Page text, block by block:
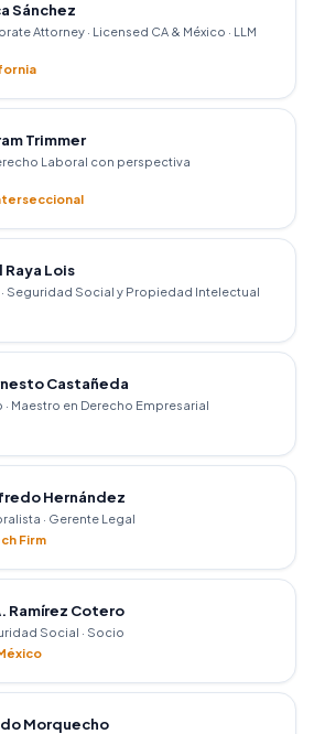
Sánchez
Attorney · Licensed CA & México · LLM
Trimmer
Laboral con perspectiva
Lois
Seguridad Social y Propiedad Intelectual
Castañeda
· Maestro en Derecho Empresarial
Hernández
· Gerente Legal
Firm
Ramírez Cotero
Social · Socio
Morquecho